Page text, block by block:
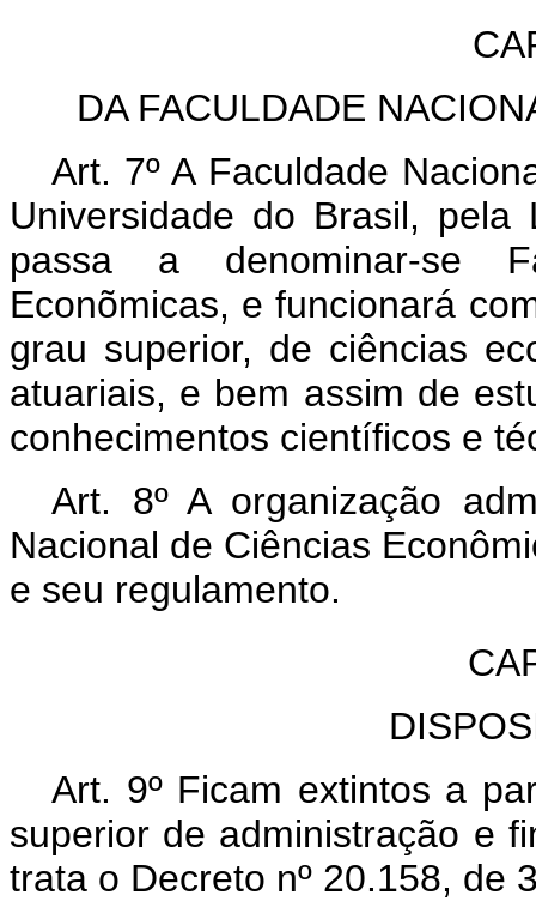
DA FACULDADE
Art. 7º A Faculdade
Universidade do Brasil,
passa a denominar-se
Econõmicas, e funcionará
grau superior, de ciências
atuariais, e bem assim de
conhecimentos científicos e
Art. 8º A organização
Nacional de Ciências
e seu regulamento.
Art. 9º Ficam extintos a
superior de administração e
trata o Decreto nº 20.158, de